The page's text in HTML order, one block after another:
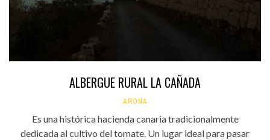
ALBERGUE RURAL LA CAÑADA
ARONA
Es una histórica hacienda canaria tradicionalmente
dedicada al cultivo del tomate. Un lugar ideal para pasar